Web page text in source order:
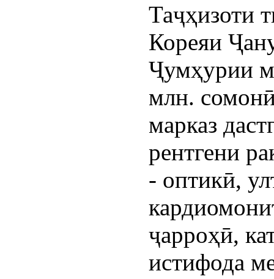
Таҷҳизоти
Кореяи
Ҷумҳурии
млн.
марказ
рентгени
- оптикӣ,
ҷарроҳӣ,
истифода